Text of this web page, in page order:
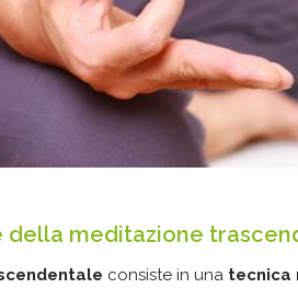
della meditazione
consiste in una tecnica